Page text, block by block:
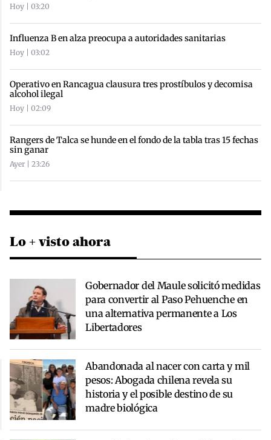
Hoy | 03:20
Influenza B en alza preocupa a autoridades sanitarias
Hoy | 03:02
Operativo en Rancagua clausura tres prostíbulos y decomisa
alcohol ilegal
Hoy | 02:09
Rangers de Talca se hunde en el fondo de la tabla tras 15 fechas
sin ganar
Ayer | 23:26
Lo + visto ahora
Gobernador del Maule solicitó medidas
para convertir al Paso Pehuenche en
una alternativa permanente a Los
Libertadores
Abandonada al nacer con carta y mil
pesos: Abogada chilena revela su
historia y el posible destino de su
madre biológica